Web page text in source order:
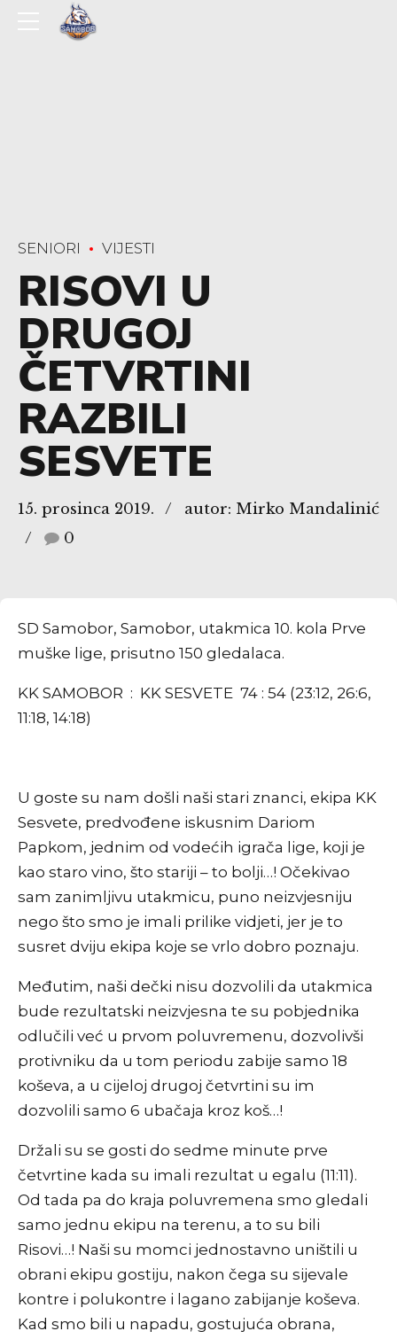
SENIORI VIJESTI
RISOVI U
DRUGOJ
ČETVRTINI
RAZBILI
SESVETE
15. prosinca 2019.
autor: Mirko Mandalinić
0
SD Samobor, Samobor, utakmica 10. kola Prve
muške lige, prisutno 150 gledalaca.
KK SAMOBOR : KK SESVETE 74 : 54 (23:12, 26:6,
11:18, 14:18)
U goste su nam došli naši stari znanci, ekipa KK
Sesvete, predvođene iskusnim Dariom
Papkom, jednim od vodećih igrača lige, koji je
kao staro vino, što stariji – to bolji…! Očekivao
sam zanimljivu utakmicu, puno neizvjesniju
nego što smo je imali prilike vidjeti, jer je to
susret dviju ekipa koje se vrlo dobro poznaju.
Međutim, naši dečki nisu dozvolili da utakmica
bude rezultatski neizvjesna te su pobjednika
odlučili već u prvom poluvremenu, dozvolivši
protivniku da u tom periodu zabije samo 18
koševa, a u cijeloj drugoj četvrtini su im
dozvolili samo 6 ubačaja kroz koš…!
Držali su se gosti do sedme minute prve
četvrtine kada su imali rezultat u egalu (11:11).
Od tada pa do kraja poluvremena smo gledali
samo jednu ekipu na terenu, a to su bili
Risovi…! Naši su momci jednostavno uništili u
obrani ekipu gostiju, nakon čega su sijevale
kontre i polukontre i lagano zabijanje koševa.
Kad smo bili u napadu, gostujuća obrana,